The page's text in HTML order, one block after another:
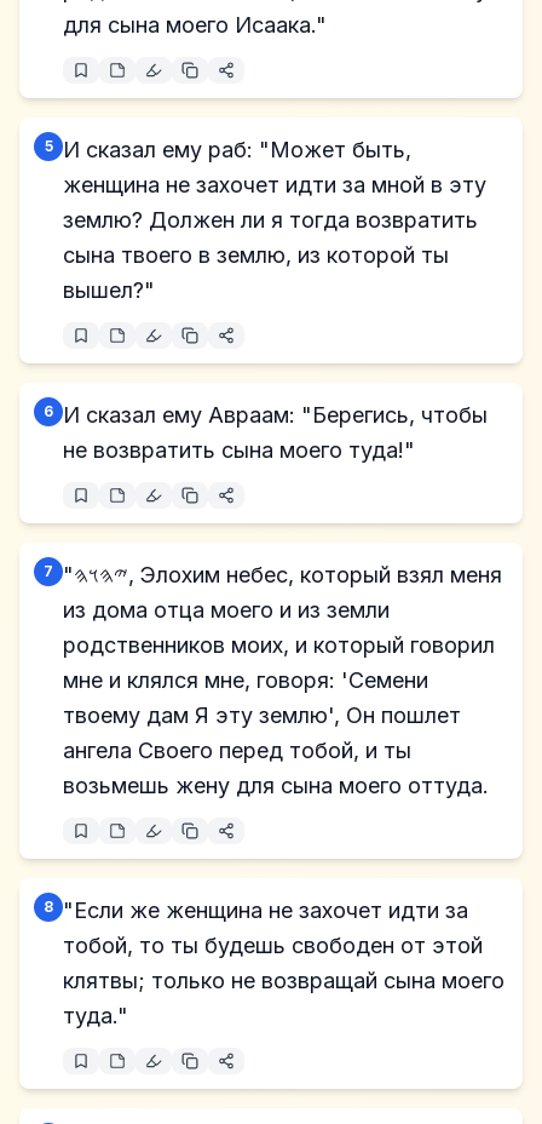
для сына моего Исаака."
5
И сказал ему раб: "Может быть,
женщина не захочет идти за мной в эту
землю? Должен ли я тогда возвратить
сына твоего в землю, из которой ты
вышел?"
6
И сказал ему Авраам: "Берегись, чтобы
не возвратить сына моего туда!"
7
"𐤉𐤄𐤅𐤄, Элохим небес, который взял меня
из дома отца моего и из земли
родственников моих, и который говорил
мне и клялся мне, говоря: 'Семени
твоему дам Я эту землю', Он пошлет
ангела Своего перед тобой, и ты
возьмешь жену для сына моего оттуда.
8
"Если же женщина не захочет идти за
тобой, то ты будешь свободен от этой
клятвы; только не возвращай сына моего
туда."